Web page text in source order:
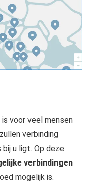
is voor veel mensen
verbinding
u ligt. Op deze
verbindingen
mogelijk is.